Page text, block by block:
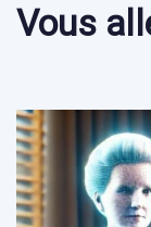
Vous